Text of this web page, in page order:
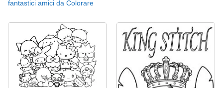
fantastici amici da Colorare